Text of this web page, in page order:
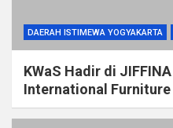
DAERAH ISTIMEWA YOGYAKARTA
KWaS Hadir di
International